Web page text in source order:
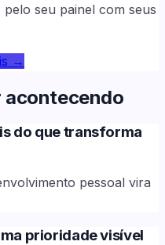
seu painel com seus
→
acontecendo
do que transforma
pessoal vira
prioridade visível